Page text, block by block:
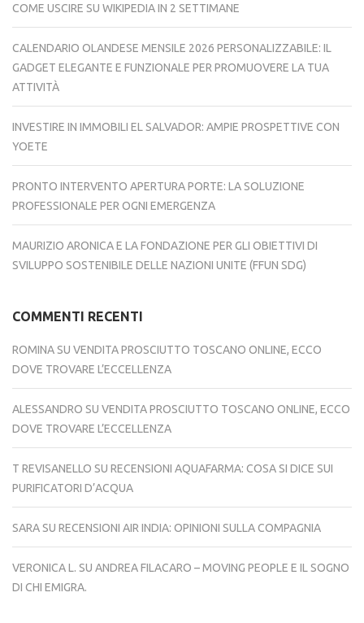
COME USCIRE SU WIKIPEDIA IN 2 SETTIMANE
CALENDARIO OLANDESE MENSILE 2026 PERSONALIZZABILE: IL
GADGET ELEGANTE E FUNZIONALE PER PROMUOVERE LA TUA
ATTIVITÀ
INVESTIRE IN IMMOBILI EL SALVADOR: AMPIE PROSPETTIVE CON
YOETE
PRONTO INTERVENTO APERTURA PORTE: LA SOLUZIONE
PROFESSIONALE PER OGNI EMERGENZA
MAURIZIO ARONICA E LA FONDAZIONE PER GLI OBIETTIVI DI
SVILUPPO SOSTENIBILE DELLE NAZIONI UNITE (FFUN SDG)
COMMENTI RECENTI
ROMINA SU VENDITA PROSCIUTTO TOSCANO ONLINE, ECCO
DOVE TROVARE L’ECCELLENZA
ALESSANDRO SU VENDITA PROSCIUTTO TOSCANO ONLINE, ECCO
DOVE TROVARE L’ECCELLENZA
T REVISANELLO SU RECENSIONI AQUAFARMA: COSA SI DICE SUI
PURIFICATORI D’ACQUA
SARA SU RECENSIONI AIR INDIA: OPINIONI SULLA COMPAGNIA
VERONICA L. SU ANDREA FILACARO – MOVING PEOPLE E IL SOGNO
DI CHI EMIGRA.